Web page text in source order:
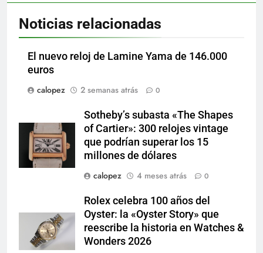
Noticias relacionadas
El nuevo reloj de Lamine Yama de 146.000
euros
calopez
2 semanas atrás 0
Sotheby’s subasta «The Shapes
of Cartier»: 300 relojes vintage
que podrían superar los 15
millones de dólares
calopez
4 meses atrás 0
Rolex celebra 100 años del
Oyster: la «Oyster Story» que
reescribe la historia en Watches &
Wonders 2026